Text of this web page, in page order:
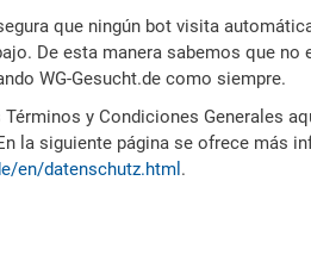
que ningún bot visita
De esta manera sabemos que no
WG-Gesucht.de como siempre.
y Condiciones Generales
la siguiente página se ofrece más
en/datenschutz.html .